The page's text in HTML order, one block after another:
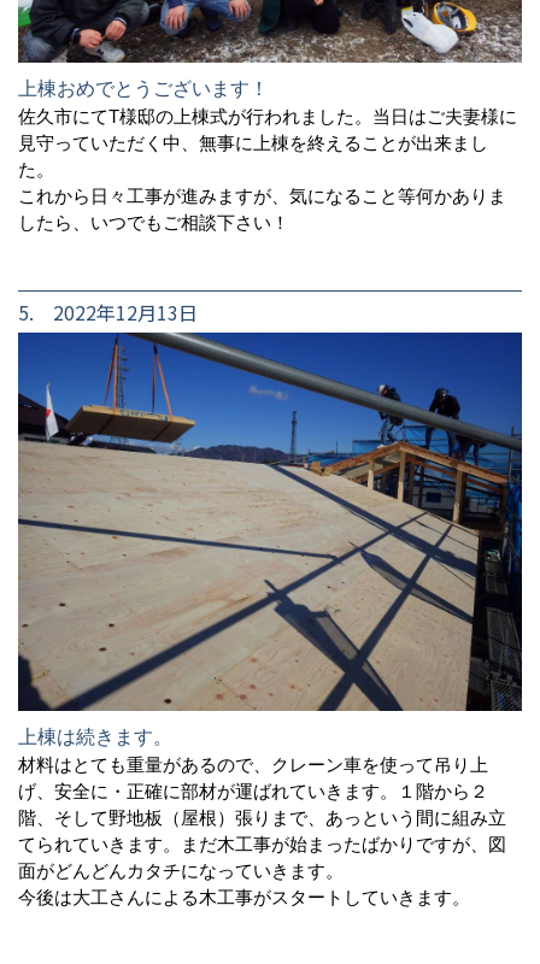
上棟おめでとうございます！
佐久市にてT様邸の上棟式が行われました。当日はご夫妻様に
見守っていただく中、無事に上棟を終えることが出来まし
た。
これから日々工事が進みますが、気になること等何かありま
したら、いつでもご相談下さい！
5. 2022年12月13日
上棟は続きます。
材料はとても重量があるので、クレーン車を使って吊り上
げ、安全に・正確に部材が運ばれていきます。１階から２
階、そして野地板（屋根）張りまで、あっという間に組み立
てられていきます。まだ木工事が始まったばかりですが、図
面がどんどんカタチになっていきます。
今後は大工さんによる木工事がスタートしていきます。